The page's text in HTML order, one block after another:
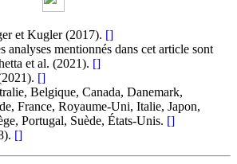
et Kugler (2017). []
analyses mentionnés dans cet article sont
et al. (2021). []
[]
Belgique, Canada, Danemark,
France, Royaume-Uni, Italie, Japon,
Portugal, Suède, États-Unis. []
[]